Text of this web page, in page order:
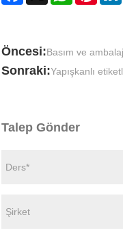
Öncesi:Basım ve
Sonraki:Yapışkanlı
Talep Gönder